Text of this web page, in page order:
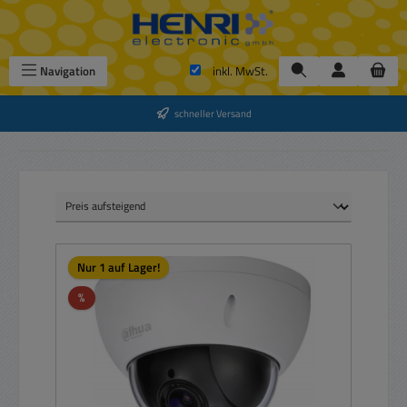
Zum Hauptinhalt springen
Navigation inkl. MwSt.
schneller Versand
Nur 1 auf Lager!
%Rabatt